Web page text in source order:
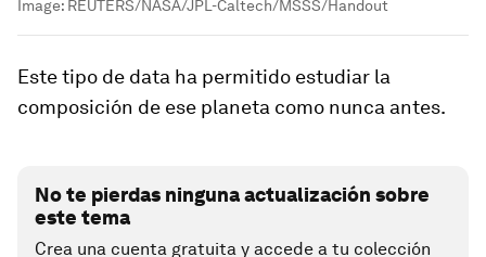
Image: REUTERS/NASA/JPL-Caltech/MSSS/Handout
Este tipo de data ha permitido estudiar la
composición de ese planeta como nunca antes.
No te pierdas ninguna actualización sobre
este tema
Crea una cuenta gratuita y accede a tu colección